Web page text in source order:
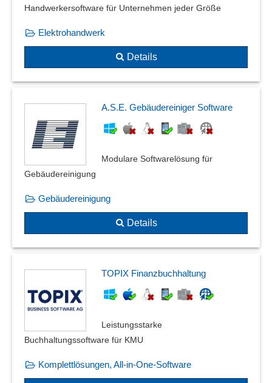
Handwerkersoftware für Unternehmen jeder Größe
Elektrohandwerk
Details
A.S.E. Gebäudereiniger Software
Modulare Softwarelösung für
Gebäudereinigung
Gebäudereinigung
Details
TOPIX Finanzbuchhaltung
Leistungsstarke
Buchhaltungssoftware für KMU
Komplettlösungen, All-in-One-Software